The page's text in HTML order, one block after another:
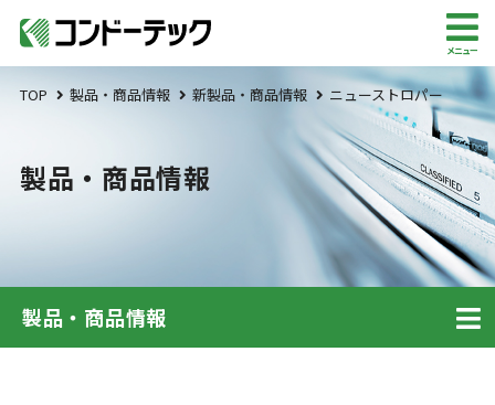
メニュー
TOP 製品・商品情報 新製品・商品情報 ニューストロパー
製品・商品情報
製品・商品情報